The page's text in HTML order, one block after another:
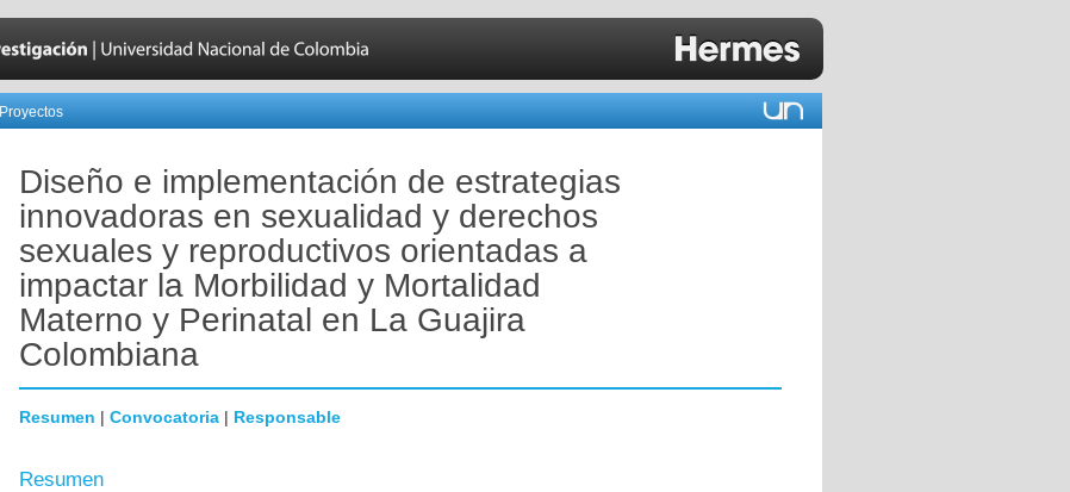
Proyectos
Diseño e implementación de estrategias
innovadoras en sexualidad y derechos
sexuales y reproductivos orientadas a
impactar la Morbilidad y Mortalidad
Materno y Perinatal en La Guajira
Colombiana
Resumen | Convocatoria | Responsable
Resumen